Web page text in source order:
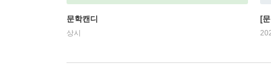
문학캔디
상시
[